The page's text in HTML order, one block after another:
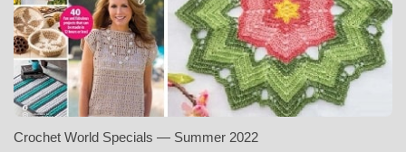
Crochet World Specials — Summer 2022